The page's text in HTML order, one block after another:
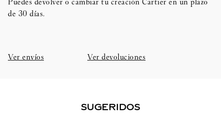
de 30 días.​
Ver envíos Ver devoluciones
SUGERIDOS